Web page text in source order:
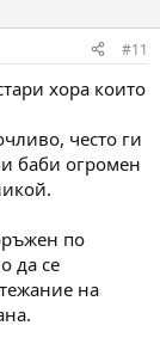
#11
хора които
често ги
баби огромен
по
да се
на